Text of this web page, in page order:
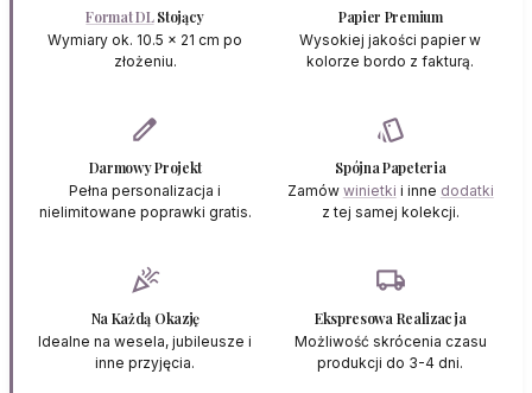
Format DLStojący
Wymiary ok. 10.5 x 21 cm po
złożeniu.
Papier Premium
Wysokiej jakości papier w
kolorze bordo z fakturą.
edit
Darmowy Projekt
Pełna personalizacja i
nielimitowane poprawki gratis.
style
Spójna Papeteria
Zamów winietki i inne dodatki
z tej samej kolekcji.
celebration
Na Każdą Okazję
Idealne na wesela, jubileusze i
inne przyjęcia.
local_shipping
Ekspresowa Realizacja
Możliwość skrócenia czasu
produkcji do 3-4 dni.